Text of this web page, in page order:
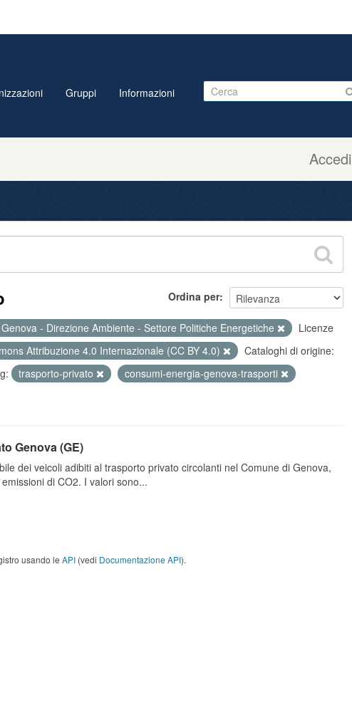
Accedi
Gruppi Informazioni
Ordina per
- Direzione Ambiente - Settore Politiche Energetiche
Licenze
Attribuzione 4.0 Internazionale (CC BY 4.0)
Cataloghi di origine:
trasporto-privato
consumi-energia-genova-trasporti
Genova (GE)
dei veicoli adibiti al trasporto privato circolanti nel Comune di Genova,
di CO2. I valori sono...
usando le API (vedi Documentazione API).